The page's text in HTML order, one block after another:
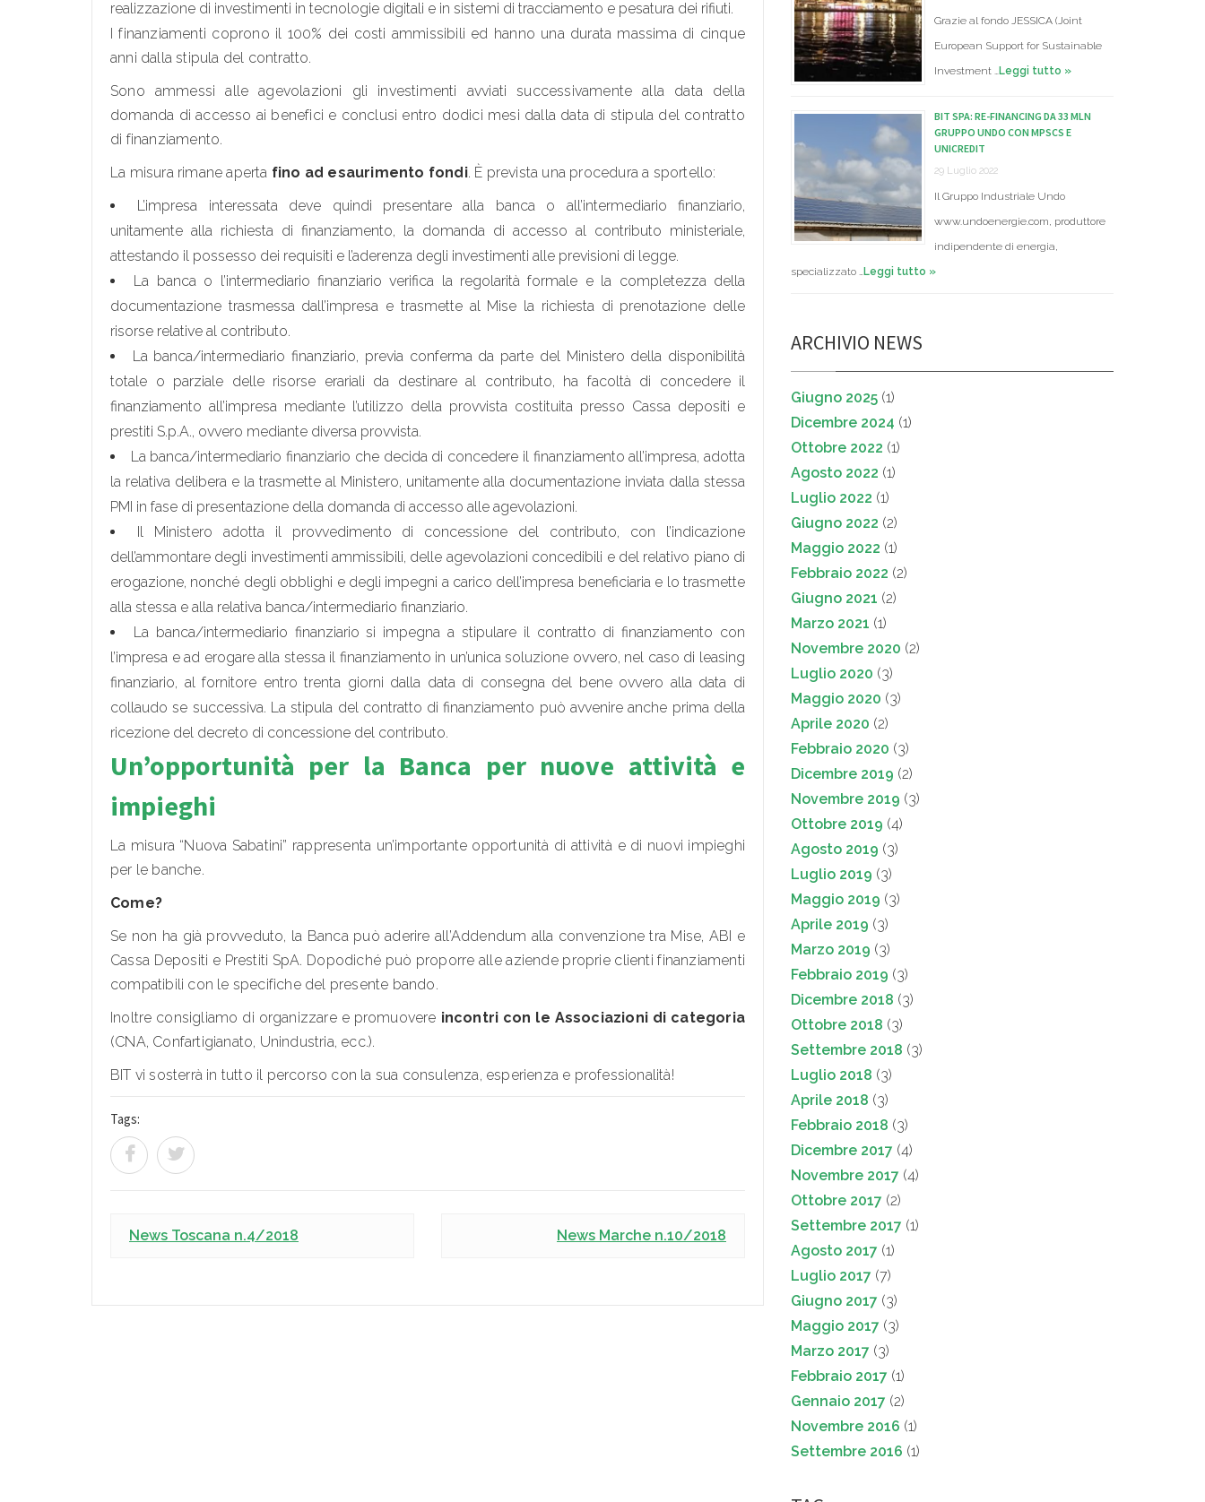
realizzazione di investimenti in tecnologie digitali e in sistemi di tracciamento e pesatura dei rifiuti.
I finanziamenti coprono il 100% dei costi ammissibili ed hanno una durata massima di cinque
anni dalla stipula del contratto.
Sono ammessi alle agevolazioni gli investimenti avviati successivamente alla data della
domanda di accesso ai benefici e conclusi entro dodici mesi dalla data di stipula del contratto
di finanziamento.
La misura rimane aperta fino ad esaurimento fondi. È prevista una procedura a sportello:
L’impresa interessata deve quindi presentare alla banca o all’intermediario finanziario,
unitamente alla richiesta di finanziamento, la domanda di accesso al contributo ministeriale,
attestando il possesso dei requisiti e l’aderenza degli investimenti alle previsioni di legge.
La banca o l’intermediario finanziario verifica la regolarità formale e la completezza della
documentazione trasmessa dall’impresa e trasmette al Mise la richiesta di prenotazione delle
risorse relative al contributo.
La banca/intermediario finanziario, previa conferma da parte del Ministero della disponibilità
totale o parziale delle risorse erariali da destinare al contributo, ha facoltà di concedere il
finanziamento all’impresa mediante l’utilizzo della provvista costituita presso Cassa depositi e
prestiti S.p.A., ovvero mediante diversa provvista.
La banca/intermediario finanziario che decida di concedere il finanziamento all’impresa, adotta
la relativa delibera e la trasmette al Ministero, unitamente alla documentazione inviata dalla stessa
PMI in fase di presentazione della domanda di accesso alle agevolazioni.
Il Ministero adotta il provvedimento di concessione del contributo, con l’indicazione
dell’ammontare degli investimenti ammissibili, delle agevolazioni concedibili e del relativo piano di
erogazione, nonché degli obblighi e degli impegni a carico dell’impresa beneficiaria e lo trasmette
alla stessa e alla relativa banca/intermediario finanziario.
La banca/intermediario finanziario si impegna a stipulare il contratto di finanziamento con
l’impresa e ad erogare alla stessa il finanziamento in un’unica soluzione ovvero, nel caso di leasing
finanziario, al fornitore entro trenta giorni dalla data di consegna del bene ovvero alla data di
collaudo se successiva. La stipula del contratto di finanziamento può avvenire anche prima della
ricezione del decreto di concessione del contributo.
Un’opportunità per la Banca per nuove attività e
impieghi
La misura “Nuova Sabatini” rappresenta un’importante opportunità di attività e di nuovi impieghi
per le banche.
Come?
Se non ha già provveduto, la Banca può aderire all’Addendum alla convenzione tra Mise, ABI e
Cassa Depositi e Prestiti SpA. Dopodiché può proporre alle aziende proprie clienti finanziamenti
compatibili con le specifiche del presente bando.
Inoltre consigliamo di organizzare e promuovere incontri con le Associazioni di categoria
(CNA, Confartigianato, Unindustria, ecc.).
BIT vi sosterrà in tutto il percorso con la sua consulenza, esperienza e professionalità!
Tags:
News Toscana n.4/2018 News Marche n.10/2018
Grazie al fondo JESSICA (Joint
European Support for Sustainable
Investment …Leggi tutto »
BIT SPA: RE-FINANCING DA 33 MLN
GRUPPO UNDO CON MPSCS E
UNICREDIT
29 Luglio 2022
Il Gruppo Industriale Undo
www.undoenergie.com, produttore
indipendente di energia,
specializzato …Leggi tutto »
ARCHIVIO NEWS
Giugno 2025 (1)
Dicembre 2024 (1)
Ottobre 2022 (1)
Agosto 2022 (1)
Luglio 2022 (1)
Giugno 2022 (2)
Maggio 2022 (1)
Febbraio 2022 (2)
Giugno 2021 (2)
Marzo 2021 (1)
Novembre 2020 (2)
Luglio 2020 (3)
Maggio 2020 (3)
Aprile 2020 (2)
Febbraio 2020 (3)
Dicembre 2019 (2)
Novembre 2019 (3)
Ottobre 2019 (4)
Agosto 2019 (3)
Luglio 2019 (3)
Maggio 2019 (3)
Aprile 2019 (3)
Marzo 2019 (3)
Febbraio 2019 (3)
Dicembre 2018 (3)
Ottobre 2018 (3)
Settembre 2018 (3)
Luglio 2018 (3)
Aprile 2018 (3)
Febbraio 2018 (3)
Dicembre 2017 (4)
Novembre 2017 (4)
Ottobre 2017 (2)
Settembre 2017 (1)
Agosto 2017 (1)
Luglio 2017 (7)
Giugno 2017 (3)
Maggio 2017 (3)
Marzo 2017 (3)
Febbraio 2017 (1)
Gennaio 2017 (2)
Novembre 2016 (1)
Settembre 2016 (1)